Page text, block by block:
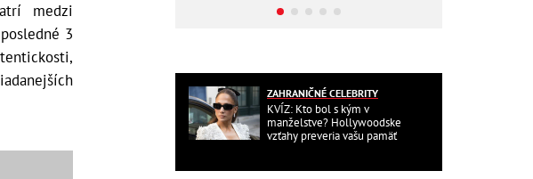
medzi
3
ZAHRANIČNÉ CELEBRITY
KVÍZ: Kto bol s kým v
manželstve? Hollywoodske
vzťahy preveria vašu pamäť